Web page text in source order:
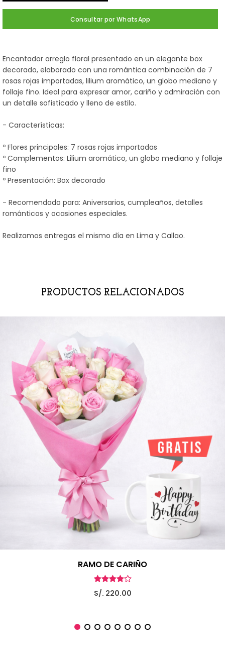
Consultar por WhatsApp
Encantador arreglo floral presentado en un elegante box
decorado, elaborado con una romántica combinación de 7
rosas rojas importadas, lilium aromático, un globo mediano y
follaje fino. Ideal para expresar amor, cariño y admiración con
un detalle sofisticado y lleno de estilo.
- Características:
º Flores principales: 7 rosas rojas importadas
º Complementos: Lilium aromático, un globo mediano y follaje
fino
º Presentación: Box decorado
- Recomendado para: Aniversarios, cumpleaños, detalles
románticos y ocasiones especiales.
Realizamos entregas el mismo día en Lima y Callao.
PRODUCTOS RELACIONADOS
RAMO DE CARIÑO
S/. 220.00